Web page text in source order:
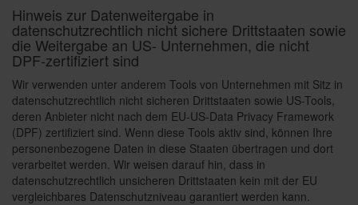
Hinweis zur Datenweitergabe in
datenschutzrechtlich nicht sichere Drittstaaten sowie
die Weitergabe an US- Unternehmen, die nicht
DPF-zertifiziert sind
Wir verwenden unter anderem Tools von Unternehmen mit Sitz in
datenschutzrechtlich nicht sicheren Drittstaaten sowie US-Tools,
deren Anbieter nicht nach dem EU-US-Data Privacy Framework
(DPF) zertifiziert sind. Wenn diese Tools aktiv sind, können Ihre
personenbezogene Daten in diese Staaten übertragen und dort
verarbeitet werden. Wir weisen darauf hin, dass in
datenschutzrechtlich unsicheren Drittstaaten kein mit der EU
vergleichbares Datenschutzniveau garantiert werden kann.